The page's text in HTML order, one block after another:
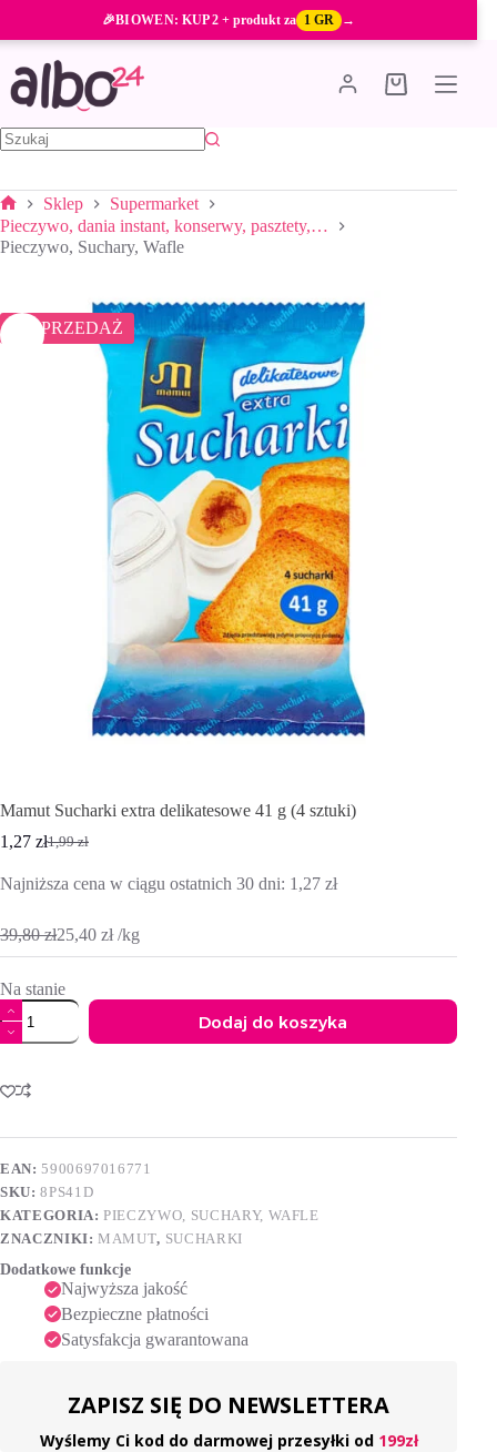
treści
🎉BIOWEN: KUP 2 + produkt za 1 GR →
Koszyk
Strona
główna
Sklep
Supermarket
Pieczywo, dania instant, konserwy, pasztety,…
Pieczywo, Suchary, Wafle
WYPRZEDAŻ
Mamut Sucharki extra delikatesowe 41 g (4 sztuki)
1,99zł
Pierwotna
wynosiła:
1,27 złAktualna
wynosi:
Najniższa cena w ciągu ostatnich 30 dni: 1,27 zł
39,80zł25,40 zł /kg
Na stanie
ilość
Mamut
Sucharki
delikatesowe
41
(4
Dodaj do koszyka
t
r
a
t
i
v
:
EAN:5900697016771
SKU:8PS41D
KATEGORIA:PIECZYWO, SUCHARY, WAFLE
ZNACZNIKI:MAMUT, SUCHARKI
Dodatkowe funkcje
Najwyższa jakość
Bezpieczne płatności
Satysfakcja gwarantowana
ZAPISZ SIĘ DO NEWSLETTERA
Wyślemy Ci kod do darmowej przesyłki od 199zł